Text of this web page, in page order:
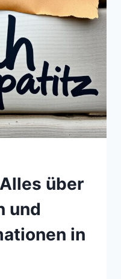
über
und
in